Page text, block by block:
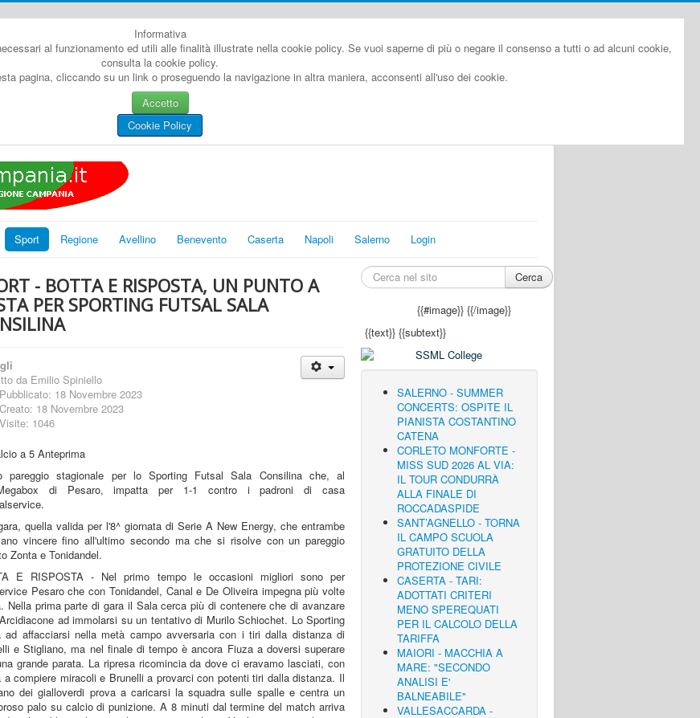
Informativa
al funzionamento ed utili alle finalità illustrate nella cookie policy. Se vuoi saperne di più o negare il consenso a tutti o ad alcuni cookie,
consulta la cookie policy.
pagina, cliccando su un link o proseguendo la navigazione in altra maniera, acconsenti all'uso dei cookie.
Accetto
Cookie Policy
Sport Regione Avellino Benevento Caserta Napoli Salerno Login
- BOTTA E RISPOSTA, UN PUNTO A
PER SPORTING FUTSAL SALA
da Emilio Spiniello
Pubblicato: 18 Novembre 2023
Creato: 18 Novembre 2023
Visite: 1046
pareggio stagionale per lo Sporting Futsal Sala Consilina che, al
di Pesaro, impatta per 1-1 contro i padroni di casa
quella valida per l'8^ giornata di Serie A New Energy, che entrambe
vincere fino all'ultimo secondo ma che si risolve con un pareggio
Zonta e Tonidandel.
E RISPOSTA - Nel primo tempo le occasioni migliori sono per
Pesaro che con Tonidandel, Canal e De Oliveira impegna più volte
Nella prima parte di gara il Sala cerca più di contenere che di avanzare
ad immolarsi su un tentativo di Murilo Schiochet. Lo Sporting
ad affacciarsi nella metà campo avversaria con i tiri dalla distanza di
e Stigliano, ma nel finale di tempo è ancora Fiuza a doversi superare
grande parata. La ripresa ricomincia da dove ci eravamo lasciati, con
a compiere miracoli e Brunelli a provarci con potenti tiri dalla distanza. Il
dei gialloverdi prova a caricarsi la squadra sulle spalle e centra un
palo su calcio di punizione. A 8 minuti dal termine del match arriva
Cerca
{{#image}}{{/image}}
{{text}} {{subtext}}
SALERNO - SUMMER
CONCERTS: OSPITE IL
PIANISTA COSTANTINO
CATENA
CORLETO MONFORTE -
MISS SUD 2026 AL VIA:
IL TOUR CONDURRÀ
ALLA FINALE DI
ROCCADASPIDE
SANT’AGNELLO - TORNA
IL CAMPO SCUOLA
GRATUITO DELLA
PROTEZIONE CIVILE
CASERTA - TARI:
ADOTTATI CRITERI
MENO SPEREQUATI
PER IL CALCOLO DELLA
TARIFFA
MAIORI - MACCHIA A
MARE: "SECONDO
ANALISI E'
BALNEABILE"
VALLESACCARDA -